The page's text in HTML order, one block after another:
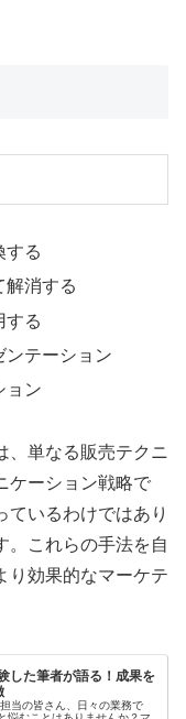
する
解消する
する
ンテーション
ョン
、単なる販売テクニ
ケーション戦略で
ているわけではあり
。これらの手法を自
り効果的なマーケテ
した筆者が語る！成果を
当の皆さん、日々の業務で